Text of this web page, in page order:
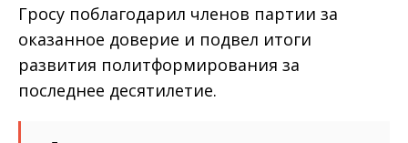
Гросу поблагодарил членов партии за
оказанное доверие и подвел итоги
развития политформирования за
последнее десятилетие.